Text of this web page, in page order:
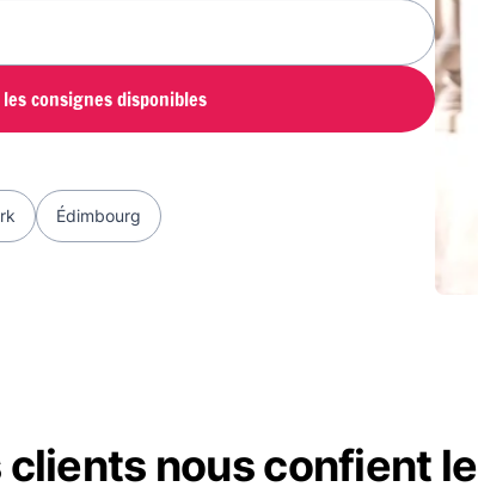
consignes disponibles
Édimbourg
clients nous confient